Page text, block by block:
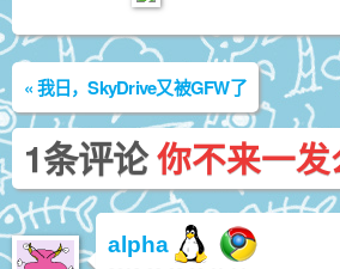
«我日，SkyDrive又被GFW了
1条评论你不来一
alpha